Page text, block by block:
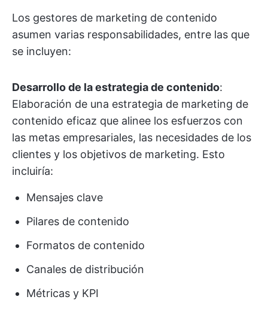
Los gestores de marketing de contenido
asumen varias responsabilidades, entre las que
se incluyen:
Desarrollo de la estrategia de contenido:
Elaboración de una estrategia de marketing de
contenido eficaz que alinee los esfuerzos con
las metas empresariales, las necesidades de los
clientes y los objetivos de marketing. Esto
incluiría:
Mensajes clave
Pilares de contenido
Formatos de contenido
Canales de distribución
Métricas y KPI